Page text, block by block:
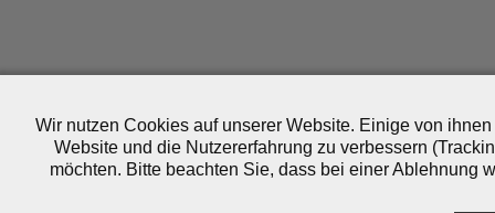
Wir nutzen Cookies auf unserer Website. Einige von
Website und die Nutzererfahrung zu verbessern
möchten. Bitte beachten Sie, dass bei einer Ablehnung